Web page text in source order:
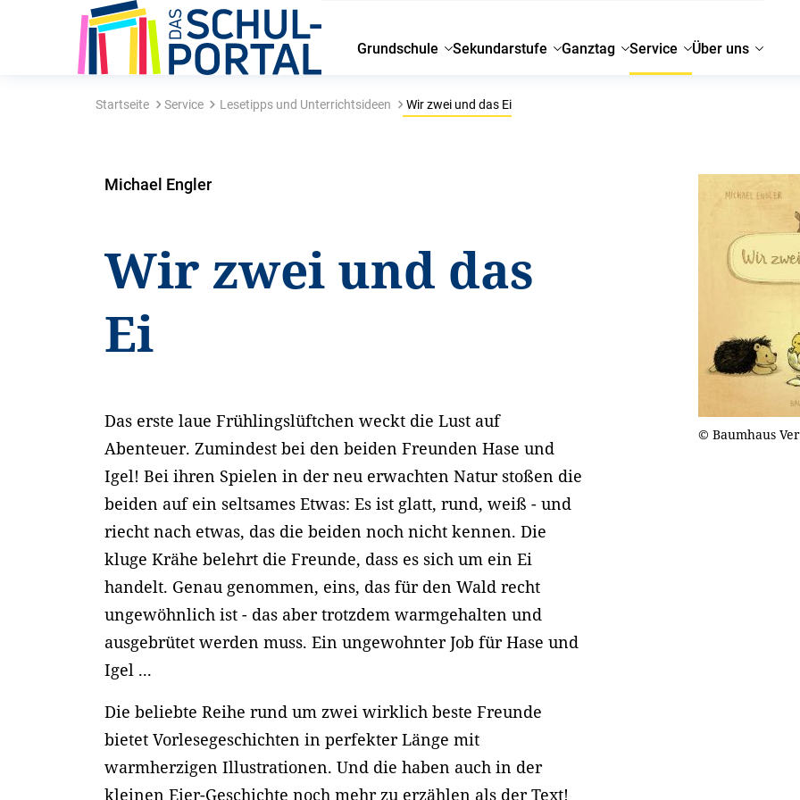
Grundschule Sekundarstufe Ganztag Service Über uns
Startseite Service Lesetipps und Unterrichtsideen Wir zwei und das Ei
Michael Engler
Wir zwei und das
Ei
Das erste laue Frühlingslüftchen weckt die Lust auf
Abenteuer. Zumindest bei den beiden Freunden Hase und
Igel! Bei ihren Spielen in der neu erwachten Natur stoßen die
beiden auf ein seltsames Etwas: Es ist glatt, rund, weiß - und
riecht nach etwas, das die beiden noch nicht kennen. Die
kluge Krähe belehrt die Freunde, dass es sich um ein Ei
handelt. Genau genommen, eins, das für den Wald recht
ungewöhnlich ist - das aber trotzdem warmgehalten und
ausgebrütet werden muss. Ein ungewohnter Job für Hase und
Igel ...
Die beliebte Reihe rund um zwei wirklich beste Freunde
bietet Vorlesegeschichten in perfekter Länge mit
warmherzigen Illustrationen. Und die haben auch in der
kleinen Eier-Geschichte noch mehr zu erzählen als der Text!
© Baumhaus